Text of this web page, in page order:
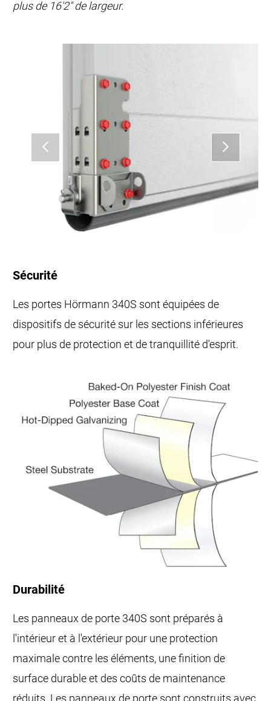
plus de 16'2" de largeur.
Sécurité
Les portes Hörmann 340S sont équipées de
dispositifs de sécurité sur les sections inférieures
pour plus de protection et de tranquillité d'esprit.
Durabilité
Les panneaux de porte 340S sont préparés à
l'intérieur et à l'extérieur pour une protection
maximale contre les éléments, une finition de
surface durable et des coûts de maintenance
réduits. Les panneaux de porte sont construits avec